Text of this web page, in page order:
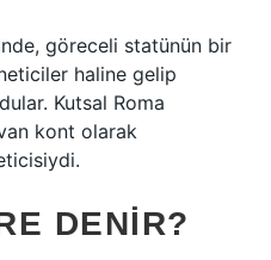
göreceli statünün bir
haline gelip
Kutsal Roma
kont olarak
DENIR?